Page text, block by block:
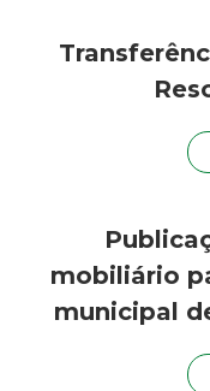
G
mobiliário
municipal